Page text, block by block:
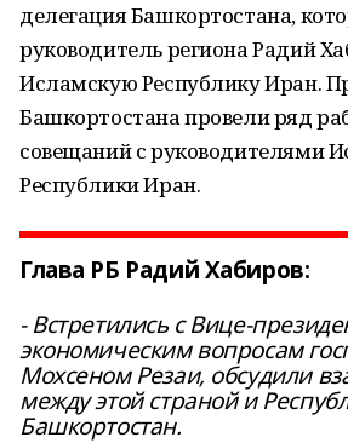
делегация Башкортостана,
руководитель региона Радий
Исламскую Республику Иран.
Башкортостана провели ряд
совещаний с руководителями
Республики Иран.
Глава РБ Радий Хабиров:
- Встретились с Вице-
экономическим вопросам
Мохсеном Резаи, обсудили
между этой страной и
Башкортостан.